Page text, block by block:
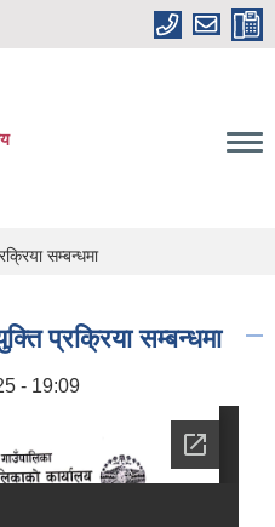
सम्बन्धमा
प्रक्रिया सम्बन्धमा
- 19:09